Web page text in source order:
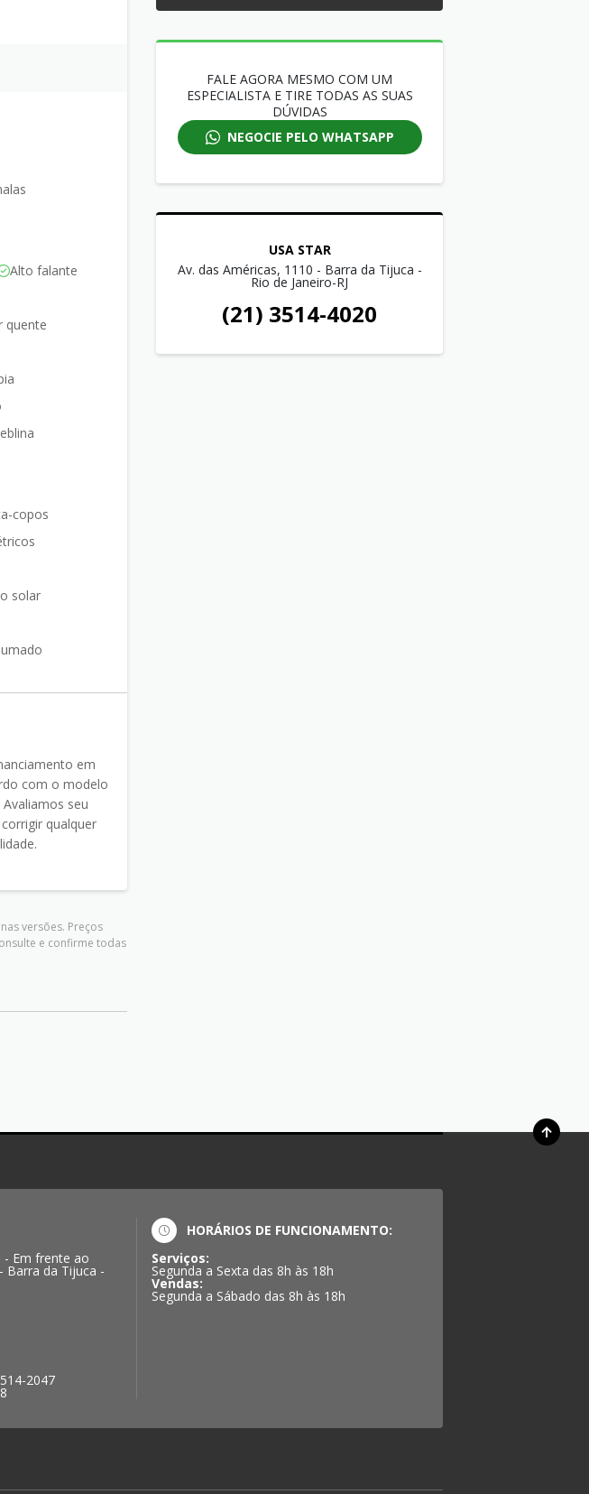
Alto falante
quente
copos
solar
em
com o modelo
seu
qualquer
versões. Preços
e confirme todas
FALE AGORA MESMO COM UM
ESPECIALISTA E TIRE TODAS AS SUAS
DÚVIDAS
NEGOCIE PELO WHATSAPP
USA STAR
Av. das Américas, 1110 - Barra da Tijuca -
Rio de Janeiro-RJ
(21) 3514-4020
- Em frente ao
Barra da Tijuca -
2047
HORÁRIOS DE FUNCIONAMENTO:
Serviços:
Segunda a Sexta das 8h às 18h
Vendas:
Segunda a Sábado das 8h às 18h